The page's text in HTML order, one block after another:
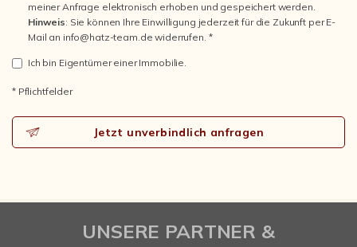
meiner Anfrage elektronisch erhoben und gespeichert werden.
Hinweis: Sie können Ihre Einwilligung jederzeit für die Zukunft per E-
Mail an info@hatz-team.de widerrufen. *
Ich bin Eigentümer einer Immobilie.
* Pflichtfelder
Jetzt unverbindlich anfragen
UNSERE PARTNER &